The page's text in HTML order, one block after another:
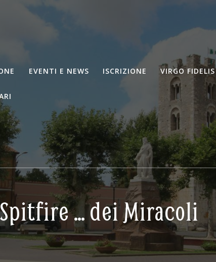
EVENTI E NEWS ISCRIZIONE VIRGO FIDELIS
… dei Miracoli